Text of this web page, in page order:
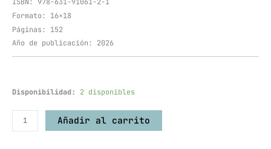
Formato: 16×18
Páginas: 152
Año de publicación: 2026
Disponibilidad: 2 disponibles
Añadir al carrito